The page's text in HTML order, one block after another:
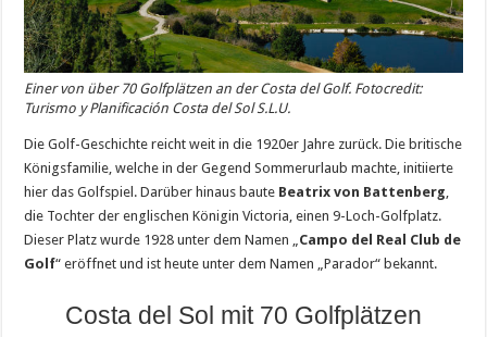
Einer von über 70 Golfplätzen an der Costa del Golf. Fotocredit:
Turismo y Planificación Costa del Sol S.L.U.
Die Golf-Geschichte reicht weit in die 1920er Jahre zurück. Die britische
Königsfamilie, welche in der Gegend Sommerurlaub machte, initiierte
hier das Golfspiel. Darüber hinaus baute Beatrix von Battenberg,
die Tochter der englischen Königin Victoria, einen 9-Loch-Golfplatz.
Dieser Platz wurde 1928 unter dem Namen „Campo del Real Club de
Golf“ eröffnet und ist heute unter dem Namen „Parador“ bekannt.
Costa del Sol mit 70 Golfplätzen